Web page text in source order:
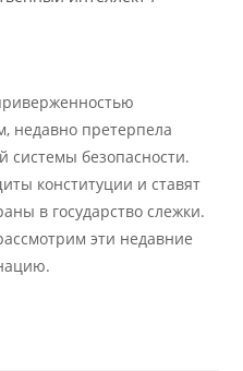
недавно претерпела
системы безопасности.
конституции и ставят
в государство слежки.
эти недавние